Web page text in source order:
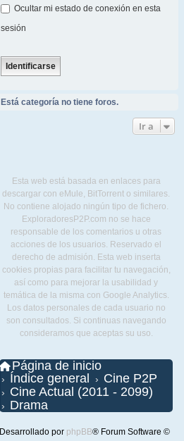
Ocultar mi estado de conexión en esta
sesión
Está categoría no tiene foros.
Ir a
Esta web está basada en enlaces para
descargar con eMule, BitTorrent o similares.
No contiene alojado ningún tipo de fichero.
ExploradoresP2P.com no se hace
responsable de los comentarios u otras
acciones de los usuarios. Reservado el
derecho de admisión. Esta web inserta
cookies propias para facilitar tu navegación,
así como para mejorar la usabilidad y
temática de la misma con Google Analytics.
Los datos personales de cada usuario no
son consultados. Si continuas navegando
consideramos que aceptas su uso.
Página de inicio
Índice general
Cine P2P
Cine Actual (2011 - 2099)
Drama
Desarrollado por phpBB® Forum Software ©